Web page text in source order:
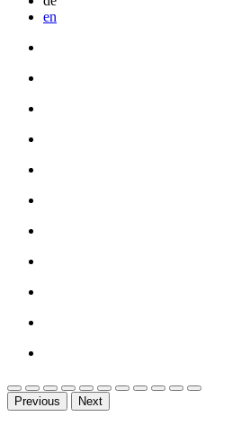
en
Previous Next